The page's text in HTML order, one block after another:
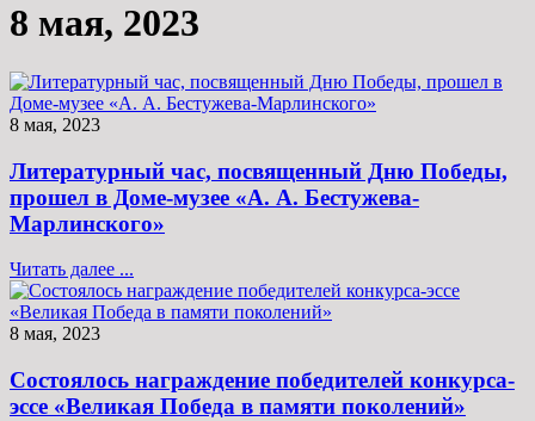
8 мая, 2023
8 мая, 2023
Литературный час, посвященный Дню Победы,
прошел в Доме-музее «А. А. Бестужева-
Марлинского»
Читать далее ...
8 мая, 2023
Состоялось награждение победителей конкурса-
эссе «Великая Победа в памяти поколений»